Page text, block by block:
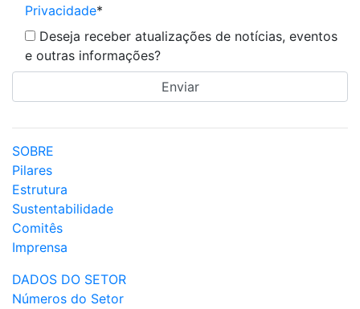
Privacidade*
Deseja receber atualizações de notícias, eventos
e outras informações?
SOBRE
Pilares
Estrutura
Sustentabilidade
Comitês
Imprensa
DADOS DO SETOR
Números do Setor